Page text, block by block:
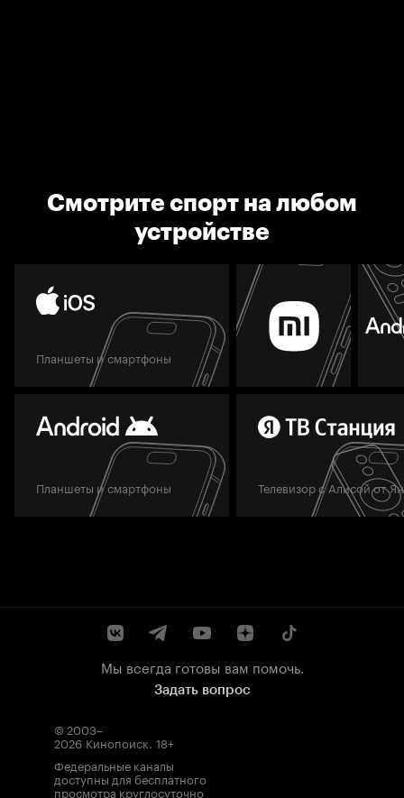
Смотрите спорт на любом
устройстве
Планшеты и смартфоны
Планшеты и смартфоны Телевизор с Алисой от
Мы всегда готовы вам помочь.
Задать вопрос
© 2003–
2026 Кинопоиск. 18+
Федеральные каналы
доступны для бесплатного
просмотра круглосуточно